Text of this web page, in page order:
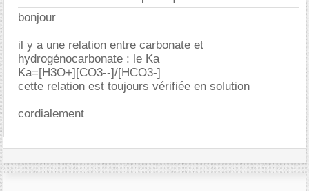
bonjour
il y a une relation entre carbonate et
hydrogénocarbonate : le Ka
Ka=[H3O+][CO3--]/[HCO3-]
cette relation est toujours vérifiée en solution
cordialement